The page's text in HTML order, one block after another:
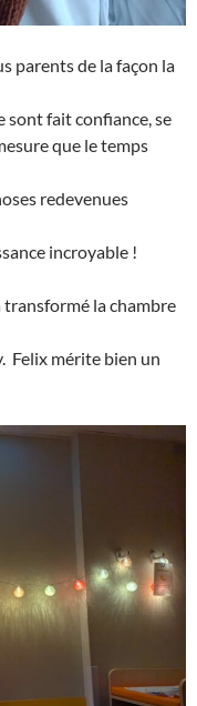
parents de la façon la
sont fait confiance, se
que le temps
redevenues
incroyable !
transformé la chambre
Felix mérite bien un